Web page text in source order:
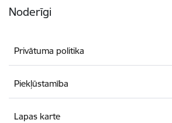
Noderīgi
Privātuma politika
Piekļūstamība
Lapas karte